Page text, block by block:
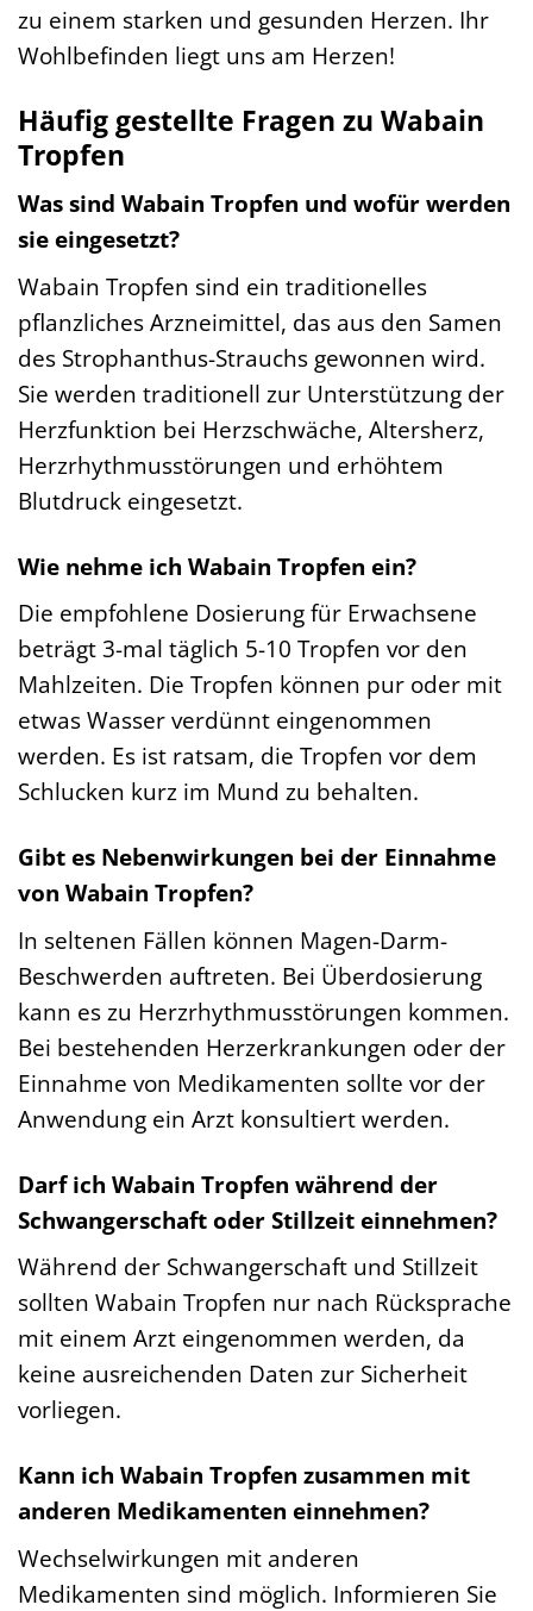
zu einem starken und gesunden Herzen. Ihr
Wohlbefinden liegt uns am Herzen!
Häufig gestellte Fragen zu Wabain
Tropfen
Was sind Wabain Tropfen und wofür werden
sie eingesetzt?
Wabain Tropfen sind ein traditionelles
pflanzliches Arzneimittel, das aus den Samen
des Strophanthus-Strauchs gewonnen wird.
Sie werden traditionell zur Unterstützung der
Herzfunktion bei Herzschwäche, Altersherz,
Herzrhythmusstörungen und erhöhtem
Blutdruck eingesetzt.
Wie nehme ich Wabain Tropfen ein?
Die empfohlene Dosierung für Erwachsene
beträgt 3-mal täglich 5-10 Tropfen vor den
Mahlzeiten. Die Tropfen können pur oder mit
etwas Wasser verdünnt eingenommen
werden. Es ist ratsam, die Tropfen vor dem
Schlucken kurz im Mund zu behalten.
Gibt es Nebenwirkungen bei der Einnahme
von Wabain Tropfen?
In seltenen Fällen können Magen-Darm-
Beschwerden auftreten. Bei Überdosierung
kann es zu Herzrhythmusstörungen kommen.
Bei bestehenden Herzerkrankungen oder der
Einnahme von Medikamenten sollte vor der
Anwendung ein Arzt konsultiert werden.
Darf ich Wabain Tropfen während der
Schwangerschaft oder Stillzeit einnehmen?
Während der Schwangerschaft und Stillzeit
sollten Wabain Tropfen nur nach Rücksprache
mit einem Arzt eingenommen werden, da
keine ausreichenden Daten zur Sicherheit
vorliegen.
Kann ich Wabain Tropfen zusammen mit
anderen Medikamenten einnehmen?
Wechselwirkungen mit anderen
Medikamenten sind möglich. Informieren Sie